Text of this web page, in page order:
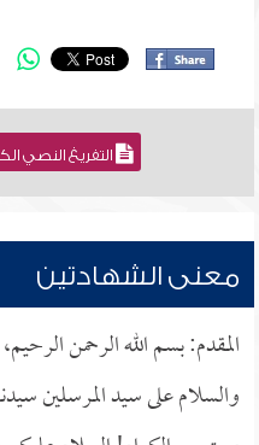
التفريغ النصي
معنى الشهادتين
المقدم: بسم الله الرحمن
والسلام على سيد المرسلين